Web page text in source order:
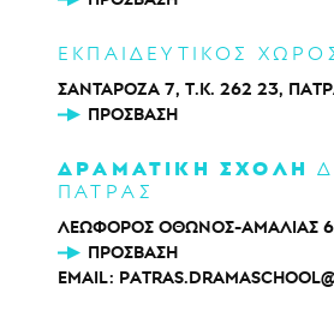
ΕΚΠΑΙΔΕΥΤΙΚΟΣ
ΣΑΝΤΑΡΟΖΑ 7, Τ.Κ. 262 23,
ΠΡΌΣΒΑΣΗ
ΔΡΑΜΑΤΙΚΗ ΣΧΟΛΗ
ΠΑΤΡΑΣ
ΛΕΩΦΟΡΟΣ ΟΘΩΝΟΣ-ΑΜΑΛΙΑΣ
ΠΡΌΣΒΑΣΗ
EMAIL: